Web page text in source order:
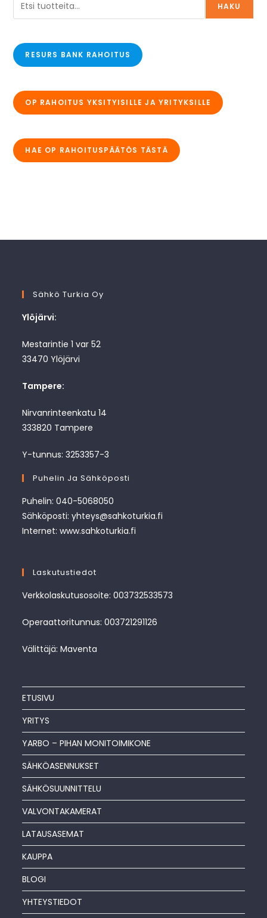
HAKU
RESURS BANK RAHOITUS
OP RAHOITUS YKSITYISILLE JA YRITYKSILLE
HAE OP RAHOITUSPÄÄTÖS TÄSTÄ
Sähkö Turkia Oy
Ylöjärvi:
Mestarintie 1 var 52
33470 Ylöjärvi
Tampere:
Nirvanrinteenkatu 14
333820 Tampere
Y-tunnus: 3253357-3
Puhelin Ja Sähköposti
Puhelin: 040-5068050
Sähköposti: yhteys@sahkoturkia.fi
Internet: www.sahkoturkia.fi
Laskutustiedot
Verkkolaskutusosoite: 003732533573
Operaattoritunnus: 003721291126
Välittäjä: Maventa
ETUSIVU
YRITYS
YARBO – PIHAN MONITOIMIKONE
SÄHKÖASENNUKSET
SÄHKÖSUUNNITTELU
VALVONTAKAMERAT
LATAUSASEMAT
KAUPPA
BLOGI
YHTEYSTIEDOT